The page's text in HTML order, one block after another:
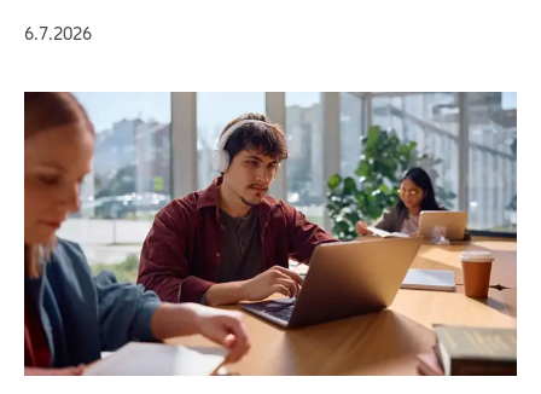
Julkaistu
6.7.2026